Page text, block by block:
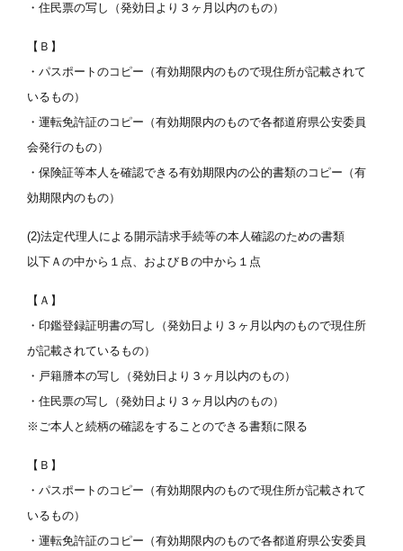
・住民票の写し（発効日より３ヶ月以内のもの）
【Ｂ】
・パスポートのコピー（有効期限内のもので現住所が記載されて
いるもの）
・運転免許証のコピー（有効期限内のもので各都道府県公安委員
会発行のもの）
・保険証等本人を確認できる有効期限内の公的書類のコピー（有
効期限内のもの）
(2)法定代理人による開示請求手続等の本人確認のための書類
以下Ａの中から１点、およびＢの中から１点
【Ａ】
・印鑑登録証明書の写し（発効日より３ヶ月以内のもので現住所
が記載されているもの）
・戸籍謄本の写し（発効日より３ヶ月以内のもの）
・住民票の写し（発効日より３ヶ月以内のもの）
※ご本人と続柄の確認をすることのできる書類に限る
【Ｂ】
・パスポートのコピー（有効期限内のもので現住所が記載されて
いるもの）
・運転免許証のコピー（有効期限内のもので各都道府県公安委員